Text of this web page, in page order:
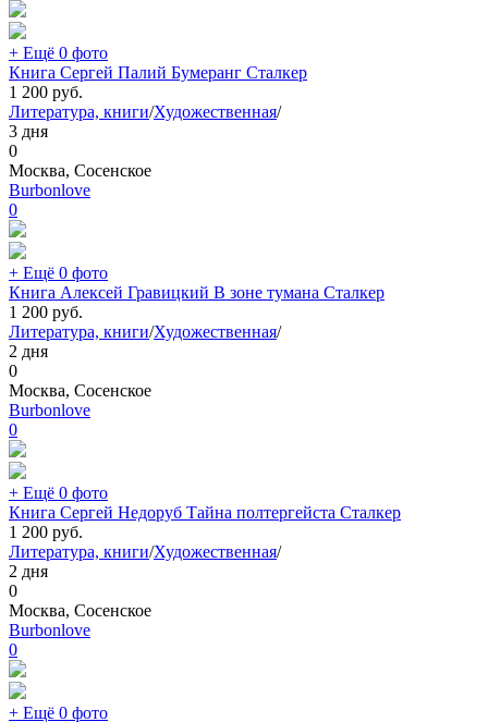
+ Ещё 0 фото
Книга Сергей Палий Бумеранг Сталкер
1 200 руб.
Литература, книги/Художественная/
3 дня
0
Москва, Сосенское
Burbonlove
0
+ Ещё 0 фото
Книга Алексей Гравицкий В зоне тумана Сталкер
1 200 руб.
Литература, книги/Художественная/
2 дня
0
Москва, Сосенское
Burbonlove
0
+ Ещё 0 фото
Книга Сергей Недоруб Тайна полтергейста Сталкер
1 200 руб.
Литература, книги/Художественная/
2 дня
0
Москва, Сосенское
Burbonlove
0
+ Ещё 0 фото